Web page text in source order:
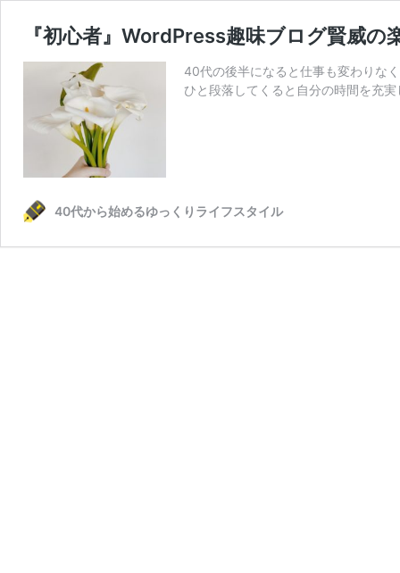
『初心者』WordPress趣味ブログ賢威
40代の後半になると仕事も変わりな
ひと段落してくると自分の時間を充
40代から始めるゆっくりライフスタイル